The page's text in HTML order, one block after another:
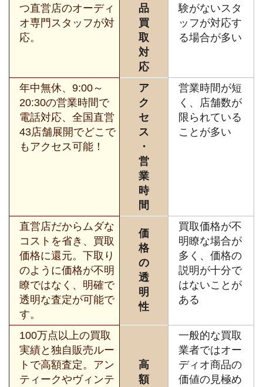
つ直営店のオーディ
オ専門スタッフが対
応。
品
買
取
対
応
験がないスタ
ッフが対応す
る場合が多い
年中無休、9:00～
20:30の営業時間で
電話対応、全国直営
43店舗展開でどこで
もアクセス可能！
ア
ク
セ
ス
・
営
業
時
間
営業時間が短
く、店舗数が
限られている
ことが多い
直営店だからムダな
コストを省き、買取
価格に還元。下取り
のように価格が不明
瞭ではなく、明確で
透明な査定が可能で
す。
価
格
の
透
明
性
買取価格が不
明瞭な場合が
多く、価格の
説明が十分で
はないことが
ある
100万点以上の買取
実績と独自販売ルー
トで高額査定。アン
ティークやヴィンテ
高
額
一般的な買取
業者ではオー
ディオ商品の
価値の見極め